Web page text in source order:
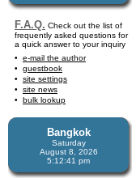
F.A.Q. Check out the list of
frequently asked questions for
a quick answer to your inquiry
e-mail the author
guestbook
site settings
site news
bulk lookup
Bangkok
Saturday
August 8, 2026
5:12:41 pm